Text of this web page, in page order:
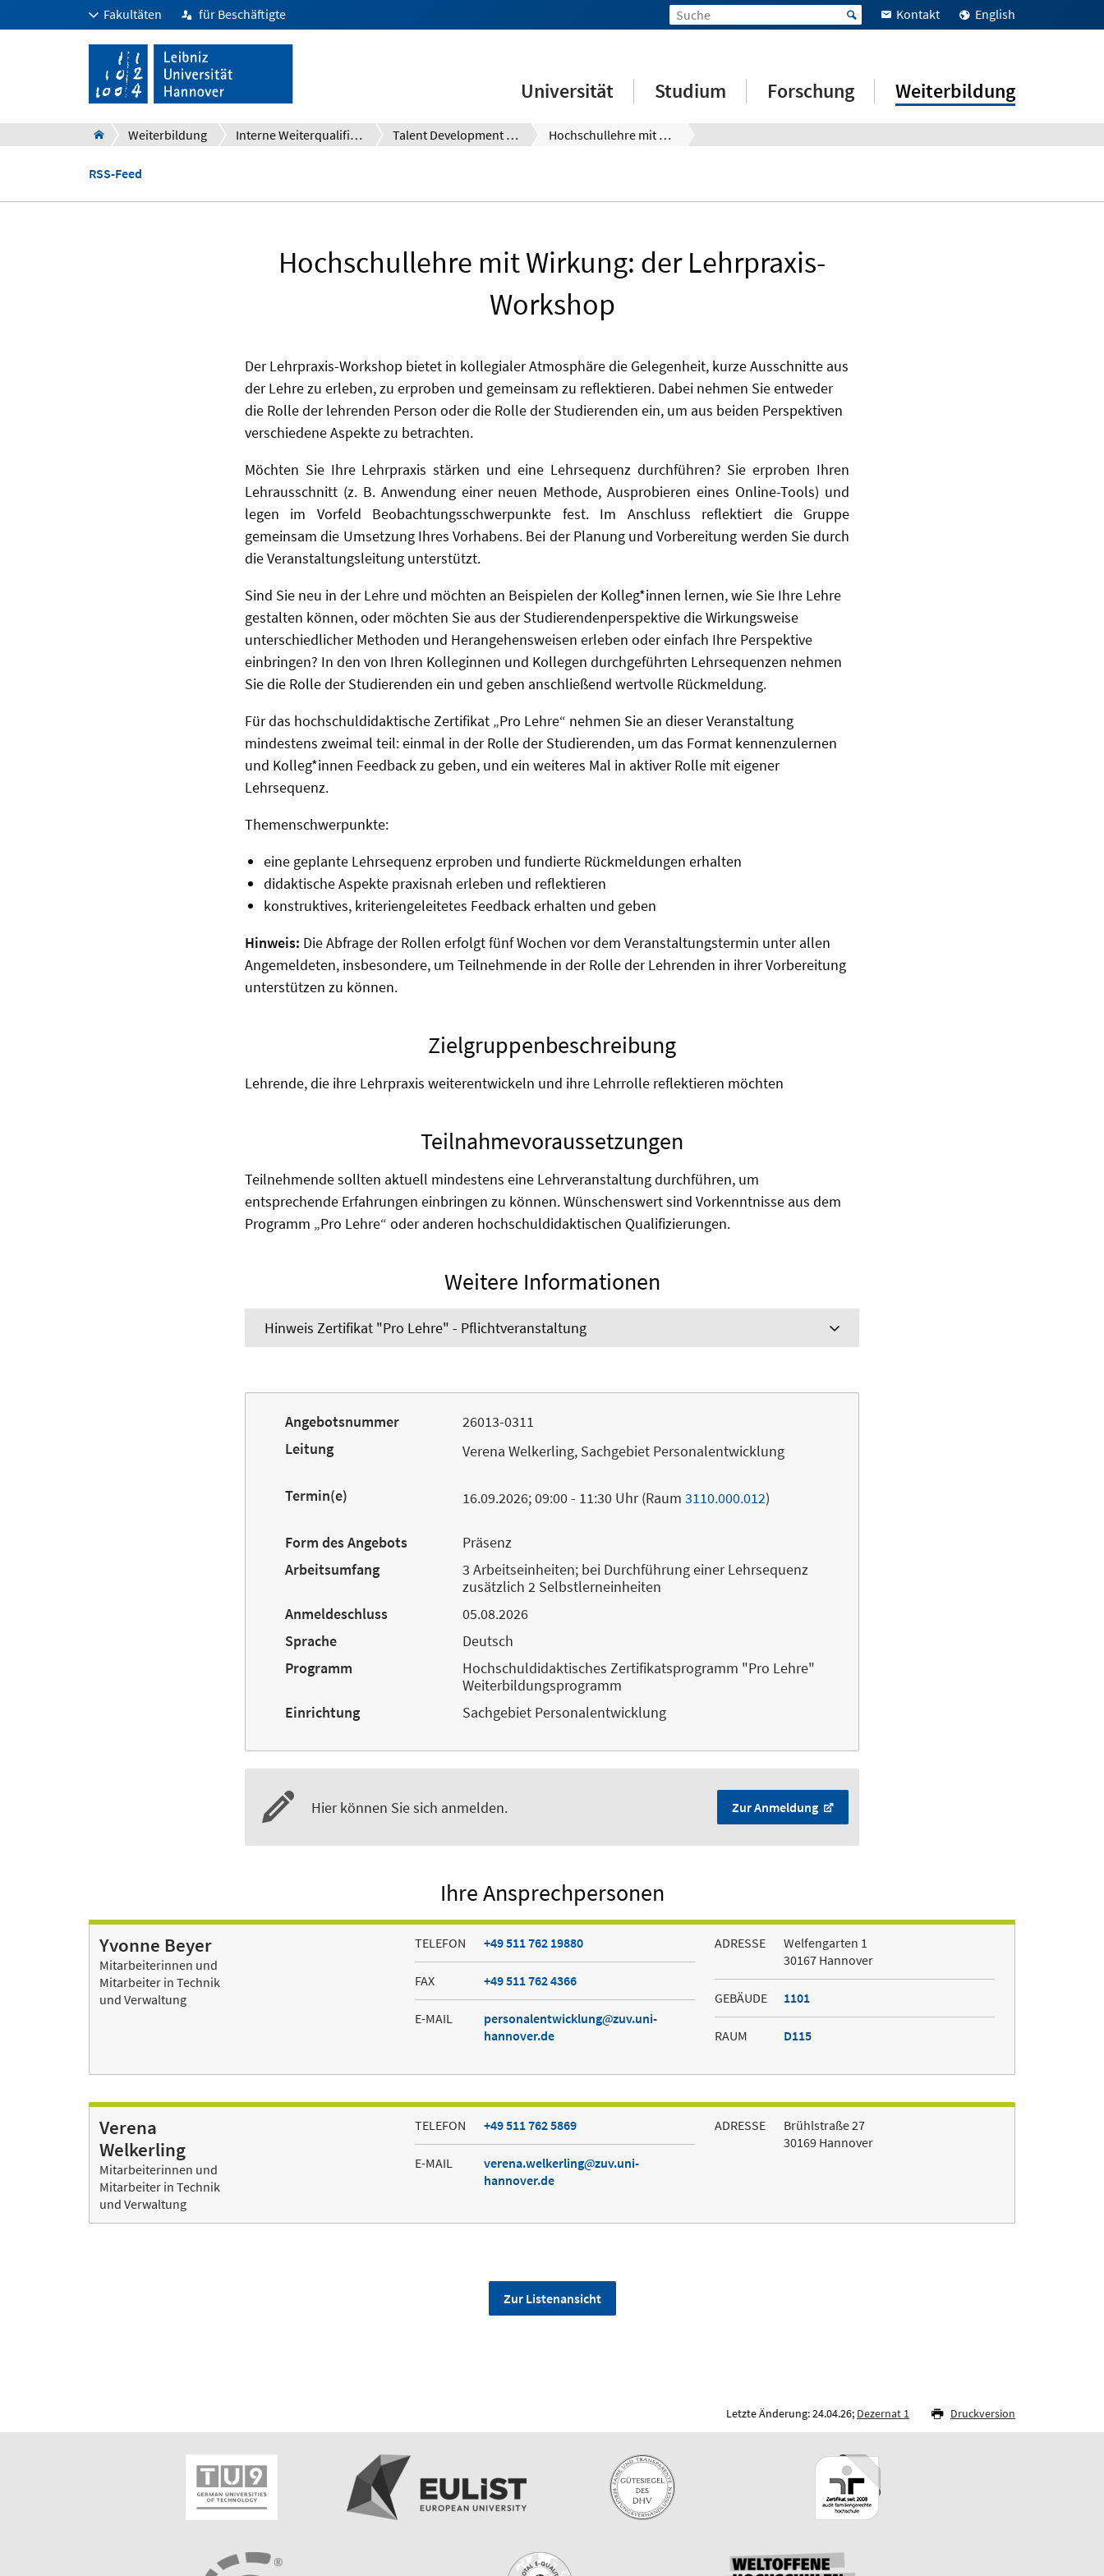
Fakultäten für Beschäftigte Kontakt English
Universität Studium Forschung Weiterbildung
Weiterbildung Interne Weiterqualifizierung und Personalentwicklung Talent Development System (TDS) Hochschullehre mit Wirkung: der Lehrpraxis-Workshop
RSS-Feed
Hochschullehre mit Wirkung: der Lehrpraxis-
Workshop
Der Lehrpraxis-Workshop bietet in kollegialer Atmosphäre die Gelegenheit, kurze Ausschnitte aus
der Lehre zu erleben, zu erproben und gemeinsam zu reflektieren. Dabei nehmen Sie entweder
die Rolle der lehrenden Person oder die Rolle der Studierenden ein, um aus beiden Perspektiven
verschiedene Aspekte zu betrachten.
Möchten Sie Ihre Lehrpraxis stärken und eine Lehrsequenz durchführen? Sie erproben Ihren
Lehrausschnitt (z. B. Anwendung einer neuen Methode, Ausprobieren eines Online-Tools) und
legen im Vorfeld Beobachtungsschwerpunkte fest. Im Anschluss reflektiert die Gruppe
gemeinsam die Umsetzung Ihres Vorhabens. Bei der Planung und Vorbereitung werden Sie durch
die Veranstaltungsleitung unterstützt.
Sind Sie neu in der Lehre und möchten an Beispielen der Kolleg*innen lernen, wie Sie Ihre Lehre
gestalten können, oder möchten Sie aus der Studierendenperspektive die Wirkungsweise
unterschiedlicher Methoden und Herangehensweisen erleben oder einfach Ihre Perspektive
einbringen? In den von Ihren Kolleginnen und Kollegen durchgeführten Lehrsequenzen nehmen
Sie die Rolle der Studierenden ein und geben anschließend wertvolle Rückmeldung.
Für das hochschuldidaktische Zertifikat „Pro Lehre“ nehmen Sie an dieser Veranstaltung
mindestens zweimal teil: einmal in der Rolle der Studierenden, um das Format kennenzulernen
und Kolleg*innen Feedback zu geben, und ein weiteres Mal in aktiver Rolle mit eigener
Lehrsequenz.
Themenschwerpunkte:
eine geplante Lehrsequenz erproben und fundierte Rückmeldungen erhalten
didaktische Aspekte praxisnah erleben und reflektieren
konstruktives, kriteriengeleitetes Feedback erhalten und geben
Hinweis: Die Abfrage der Rollen erfolgt fünf Wochen vor dem Veranstaltungstermin unter allen
Angemeldeten, insbesondere, um Teilnehmende in der Rolle der Lehrenden in ihrer Vorbereitung
unterstützen zu können.
Zielgruppenbeschreibung
Lehrende, die ihre Lehrpraxis weiterentwickeln und ihre Lehrrolle reflektieren möchten
Teilnahmevoraussetzungen
Teilnehmende sollten aktuell mindestens eine Lehrveranstaltung durchführen, um
entsprechende Erfahrungen einbringen zu können. Wünschenswert sind Vorkenntnisse aus dem
Programm „Pro Lehre“ oder anderen hochschuldidaktischen Qualifizierungen.
Weitere Informationen
Hinweis Zertifikat "Pro Lehre" - Pflichtveranstaltung
Angebotsnummer
26013-0311
Leitung
Verena Welkerling, Sachgebiet Personalentwicklung
Termin(e) 16.09.2026; 09:00 - 11:30 Uhr (Raum 3110.000.012)
Form des Angebots
Präsenz
Arbeitsumfang
3 Arbeitseinheiten; bei Durchführung einer Lehrsequenz
zusätzlich 2 Selbstlerneinheiten
Anmeldeschluss
05.08.2026
Sprache
Deutsch
Programm
Hochschuldidaktisches Zertifikatsprogramm "Pro Lehre"
Weiterbildungsprogramm
Einrichtung
Sachgebiet Personalentwicklung
Hier können Sie sich anmelden. Zur Anmeldung
Ihre Ansprechpersonen
Yvonne Beyer
Mitarbeiterinnen und
Mitarbeiter in Technik
und Verwaltung
TELEFON +49 511 762 19880
FAX +49 511 762 4366
E-MAIL personalentwicklung
zuv.uni-
hannover.de
ADRESSE
Welfengarten 1
30167 Hannover
GEBÄUDE 1101
RAUM D115
Verena
Welkerling
Mitarbeiterinnen und
Mitarbeiter in Technik
und Verwaltung
TELEFON +49 511 762 5869
E-MAIL verena.welkerling
zuv.uni-
hannover.de
ADRESSE
Brühlstraße 27
30169 Hannover
Zur Listenansicht
Letzte Änderung: 24.04.26; Dezernat 1 Druckversion